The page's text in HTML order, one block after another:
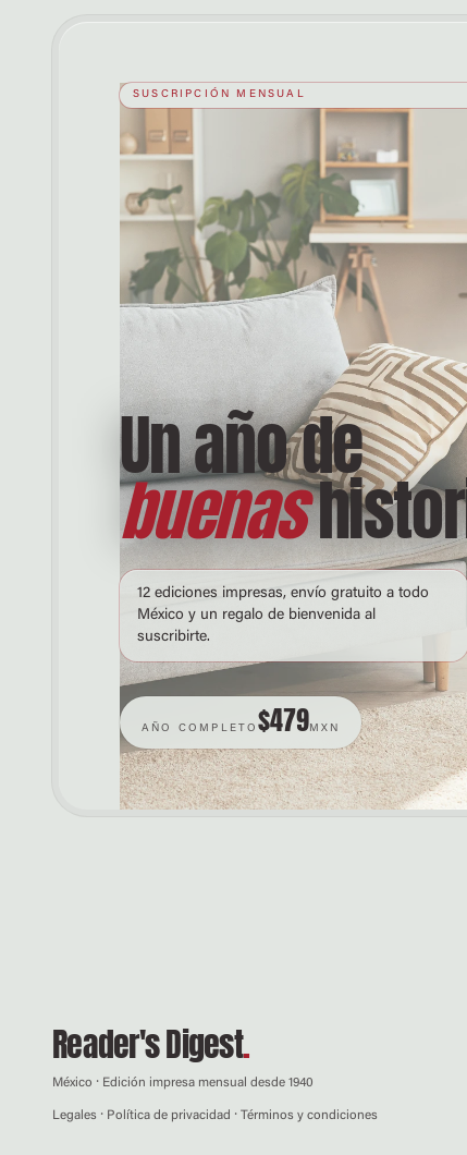
SUSCRIPCIÓN MENSUAL
Un año de
buenas
12 ediciones impresas, envío gratuito a todo
México y un regalo de bienvenida al
suscribirte.
AÑO COMPLETO$479MXN
Reader's Digest.
México · Edición impresa mensual desde 1940
Legales · Política de privacidad · Términos y condiciones